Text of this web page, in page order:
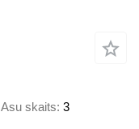
Asu skaits 3